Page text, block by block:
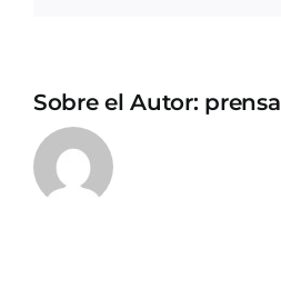
Sobre el Autor: prensa